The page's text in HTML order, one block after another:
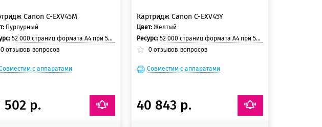
Canon C-EXV45M
Пурпурный
52 000 страниц формата А4 при 5% заполнении страницы.
0 отзывов вопросов
с аппаратами
502 р.
Картридж Canon C-EXV45Y
Цвет: Желтый
Ресурс: 52 000 страниц формата А4 при 5% заполнении страницы.
0 отзывов вопросов
Совместим с аппаратами
40 843 р.